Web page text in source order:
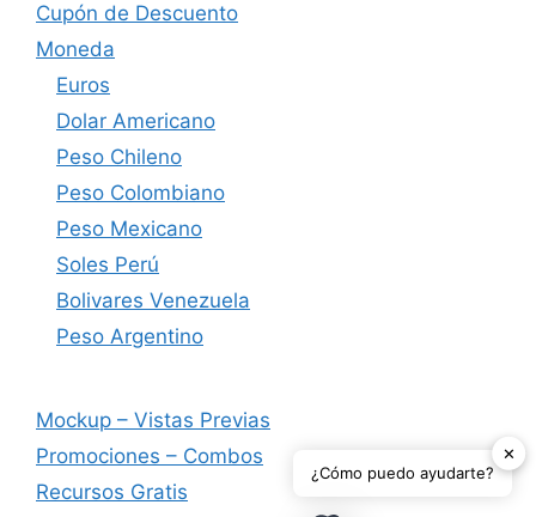
Cupón de Descuento
Moneda
Euros
Dolar Americano
Peso Chileno
Peso Colombiano
Peso Mexicano
Soles Perú
Bolivares Venezuela
Peso Argentino
Mockup – Vistas Previas
Promociones – Combos
Recursos Gratis
✕
¿Cómo puedo ayudarte?